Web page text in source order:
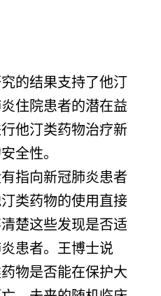
的结果支持了他汀
住院患者的潜在益
他汀类药物治疗新
全性。
指向新冠肺炎患者
类药物的使用直接
楚这些发现是否适
患者。王博士说
物是否能在保护大